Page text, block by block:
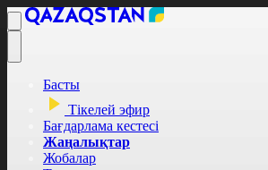
Басты
Тікелей эфир
Бағдарлама кестесі
Жаңалықтар
Жобалар